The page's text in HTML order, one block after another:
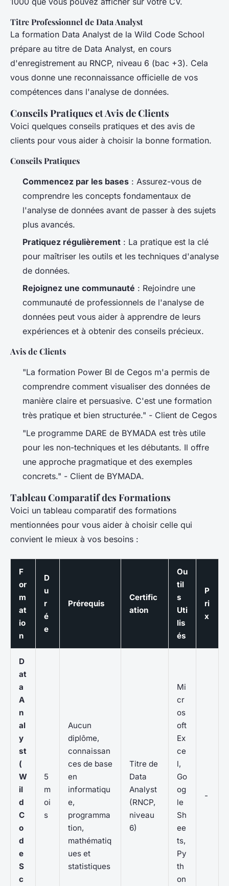
Titre Professionnel de Data Analyst
La formation Data Analyst de la Wild Code School
prépare au titre de Data Analyst, en cours
d'enregistrement au RNCP, niveau 6 (bac +3). Cela
vous donne une reconnaissance officielle de vos
compétences dans l'analyse de données.
Conseils Pratiques et Avis de Clients
Voici quelques conseils pratiques et des avis de
clients pour vous aider à choisir la bonne formation.
Conseils Pratiques
Commencez par les bases : Assurez-vous de
comprendre les concepts fondamentaux de
l'analyse de données avant de passer à des sujets
plus avancés.
Pratiquez régulièrement : La pratique est la clé
pour maîtriser les outils et les techniques d'analyse
de données.
Rejoignez une communauté : Rejoindre une
communauté de professionnels de l'analyse de
données peut vous aider à apprendre de leurs
expériences et à obtenir des conseils précieux.
Avis de Clients
"La formation Power BI de Cegos m'a permis de
comprendre comment visualiser des données de
manière claire et persuasive. C'est une formation
très pratique et bien structurée." - Client de Cegos
"Le programme DARE de BYMADA est très utile
pour les non-techniques et les débutants. Il offre
une approche pragmatique et des exemples
concrets." - Client de BYMADA.
Tableau Comparatif des Formations
Voici un tableau comparatif des formations
mentionnées pour vous aider à choisir celle qui
convient le mieux à vos besoins :
F
or
m
at
io
n
D
u
r
é
e
Prérequis
Certific
ation
Ou
til
s
Uti
lis
és
P
ri
x
D
at
a
A
n
al
y
st
(
W
il
d
C
o
d
e
S
c
5
m
oi
s
Aucun
diplôme,
connaissan
ces de base
en
informatiqu
e,
programma
tion,
mathématiq
ues et
statistiques
Titre de
Data
Analyst
(RNCP,
niveau
6)
Mi
cr
os
oft
Ex
ce
l,
Go
og
le
Sh
ee
ts,
Py
th
on
-